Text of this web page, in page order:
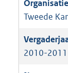
Tweede
2010-2011